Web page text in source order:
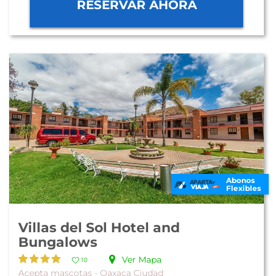
RESERVAR AHORA
Abonos
Flexibles
Villas del Sol Hotel and
Bungalows
10
Ver Mapa
Acepta mascotas - Oaxaca Ciudad